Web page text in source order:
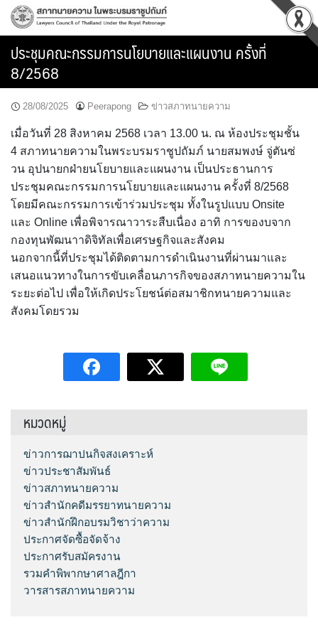
Skip
ประชุมคณะกรรมการนโยบายและแผนงาน ครั้งที่
8/2568
28/08/2025 Peerapong ข่าวสภาทนายความ
เมื่อวันที่ 28 สิงหาคม 2568 เวลา 13.00 น. ณ ห้องประชุมชั้น
4 สภาทนายความในพระบรมราชูปถัมภ์ นายสมพงษ์ จู่ตันซ่
วน อุปนายกฝ่ายนโยบายและแผนงาน เป็นประธานการ
ประชุมคณะกรรมการนโยบายและแผนงาน ครั้งที่ 8/2568
โดยมีคณะกรรมการเข้าร่วมประชุม ทั้งในรูปแบบ Onsite
และ Online เพื่อพิจารณาวาระสืบเนื่อง อาทิ การของบจาก
กองทุนพัฒนาาดิจิทัลเพื่อเศรษฐกิจและสังคม
นอกจากนี้ที่ประชุมได้ติดตามการดำเนินงานที่ผ่านมาและ
เสนอแนวทางในการขับเคลื่อนภารกิจของสภาทนายความใน
ระยะต่อไป เพื่อให้เกิดประโยชน์ต่อสมาชิกทนายความและ
สังคมโดยรวม
หมวดหมู่
ข่าวการฌาปนกิจสงเคราะห์
ข่าวประชาสัมพันธ์
ข่าวสภาทนายความ
ข่าวสำนักคดีมรรยาทนายความ
ข่าวสำนักฝึกอบรมวิชาว่าความ
ประกาศจัดซื้อจัดจ้าง
ประกาศรับสมัครงาน
รวมคำพิพากษาศาลฎีกา
วารสารสภาทนายความ